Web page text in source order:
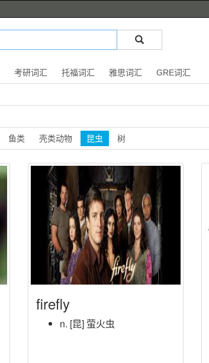
考研词汇 托福词汇 雅思词汇 GRE词汇
鱼类 壳类动物 昆虫 树
firefly
n. [昆] 萤火虫